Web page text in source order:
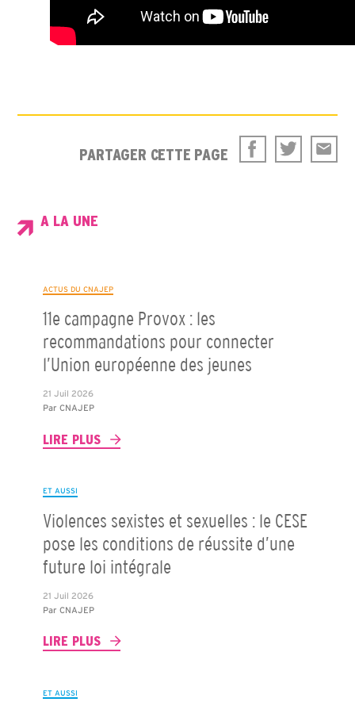
PARTAGER CETTE PAGE
A LA UNE
ACTUS DU CNAJEP
11e campagne Provox : les
recommandations pour connecter
l’Union européenne des jeunes
21 Juil 2026
Par CNAJEP
LIRE PLUS
ET AUSSI
Violences sexistes et sexuelles : le CESE
pose les conditions de réussite d’une
future loi intégrale
21 Juil 2026
Par CNAJEP
LIRE PLUS
ET AUSSI